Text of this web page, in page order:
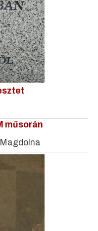
műsorán